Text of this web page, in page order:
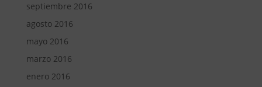
septiembre 2016
agosto 2016
mayo 2016
marzo 2016
enero 2016